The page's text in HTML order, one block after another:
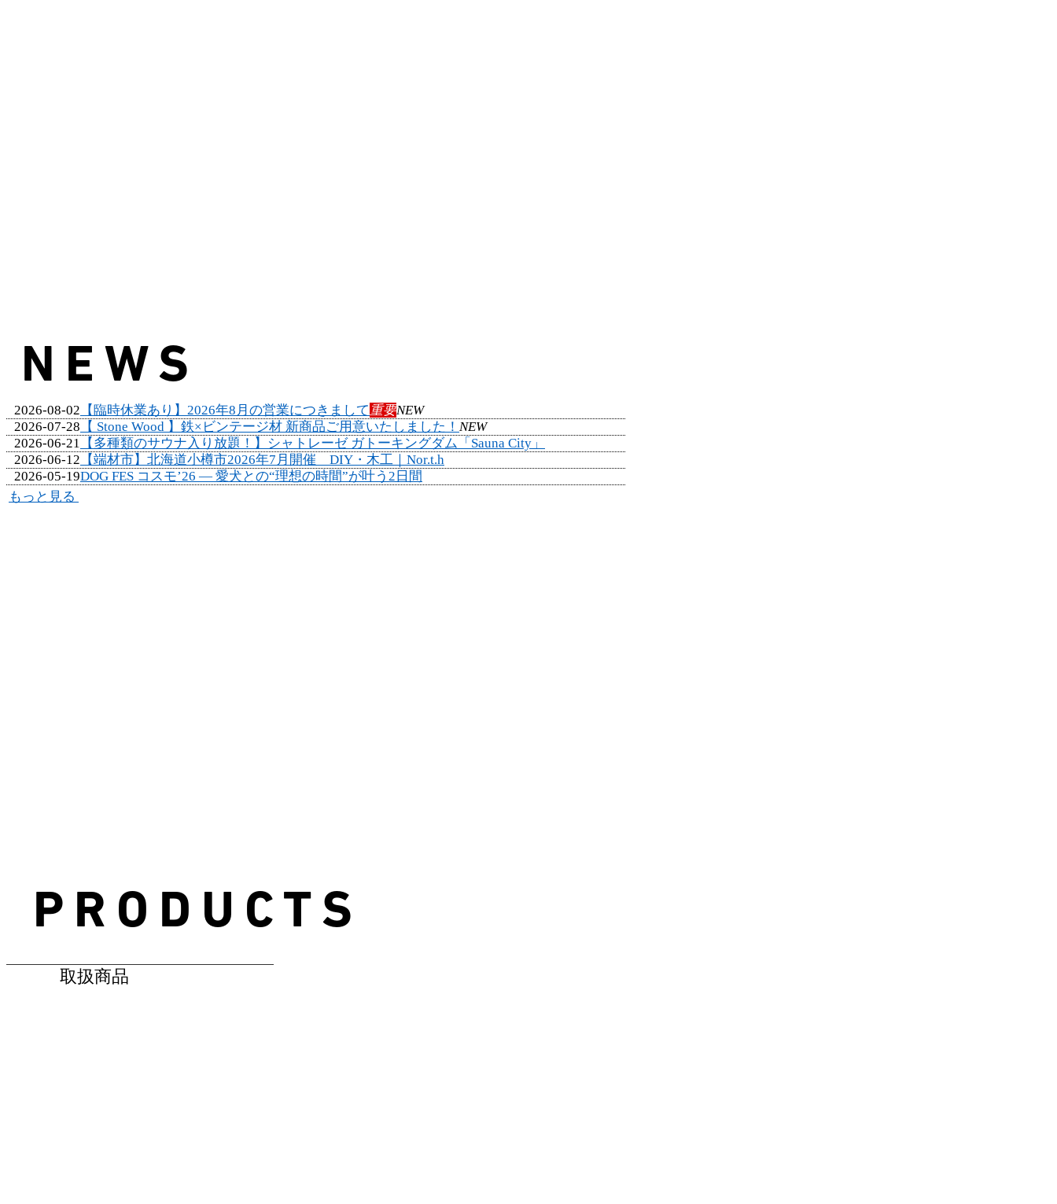
NEWS
2026-08-02 【臨時休業あり】2026年8月の営業につきまして 重要NEW
2026-07-28 【 Stone Wood 】鉄×ビンテージ材 新商品ご用意いたしました！ NEW
2026-06-21 【多種類のサウナ入り放題！】シャトレーゼ ガトーキングダム「Sauna City」
2026-06-12 【端材市】北海道小樽市2026年7月開催 DIY・木工｜Nor.t.h
2026-05-19DOG FES コスモ’26 ― 愛犬との“理想の時間”が叶う2日間
もっと見る
PRODUCTS
取扱商品